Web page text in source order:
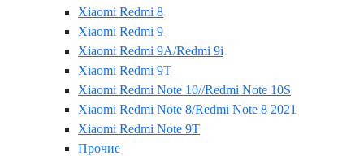
Xiaomi Redmi 8
Xiaomi Redmi 9
Xiaomi Redmi 9A/Redmi 9i
Xiaomi Redmi 9T
Xiaomi Redmi Note 10//Redmi Note 10S
Xiaomi Redmi Note 8/Redmi Note 8 2021
Xiaomi Redmi Note 9T
Прочие